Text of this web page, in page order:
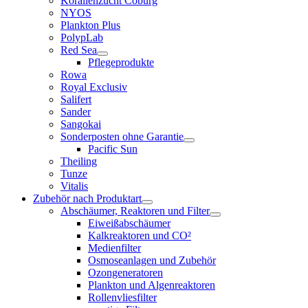
NYOS
Plankton Plus
PolypLab
Red Sea
Pflegeprodukte
Rowa
Royal Exclusiv
Salifert
Sander
Sangokai
Sonderposten ohne Garantie
Pacific Sun
Theiling
Tunze
Vitalis
Zubehör nach Produktart
Abschäumer, Reaktoren und Filter
Eiweißabschäumer
Kalkreaktoren und CO²
Medienfilter
Osmoseanlagen und Zubehör
Ozongeneratoren
Plankton und Algenreaktoren
Rollenvliesfilter